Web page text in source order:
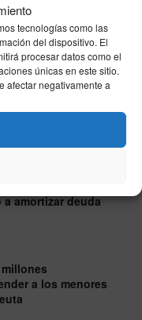
tecnologías como las
del dispositivo. El
procesar datos como el
únicas en este sitio.
afectar negativamente a
a Pablo Fernández
“No permito que
recién
de las nuevas altas
amortizar deuda
a los menores